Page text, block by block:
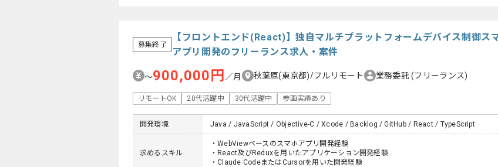
募集終了
【フロントエンド(React)】独自マルチプラットフォームデバイス制御ス
アプリ開発のフリーランス求人・案件
〜900,000円 ／月 秋葉原(東京都)/フルリモート 業務委託(フリーランス)
リモートOK 20代活躍中 30代活躍中 参画実績あり
開発環境 Java / JavaScript / Objective-C / Xcode / Backlog / GitHub / React / TypeScript
求めるスキル
・WebViewベースのスマホアプリ開発経験
・React及びReduxを用いたアプリケーション開発経験
・Claude CodeまたはCursorを用いた開発経験